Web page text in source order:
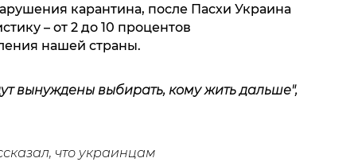
карантина, после Пасхи Украина
– от 2 до 10 процентов
нашей страны.
вынуждены выбирать, кому жить дальше",
что украинцам